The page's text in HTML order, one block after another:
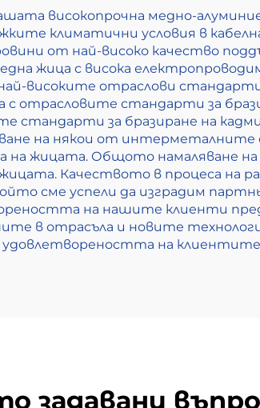
високопрочна медно-
климатични условия в
от най-високо качество
жица с висока
високите отраслови
с отрасловите стандарти за
стандарти за бразиране на
на някои от
жицата. Общото намаляване
Качеството в процеса на
сме успели да изградим
на нашите клиенти
в отрасъла и новите
удовлетвореността на
задавани